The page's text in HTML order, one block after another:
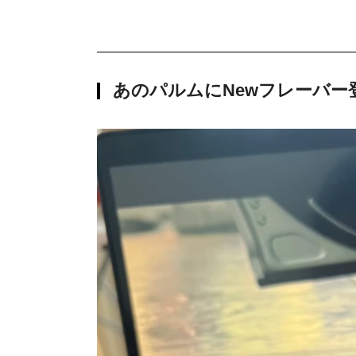
あのパルムにNewフレーバー